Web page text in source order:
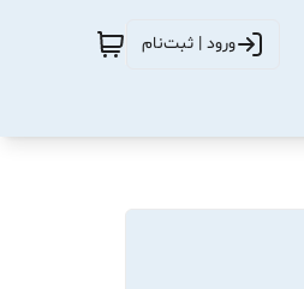
ورود | ثبت‌نام